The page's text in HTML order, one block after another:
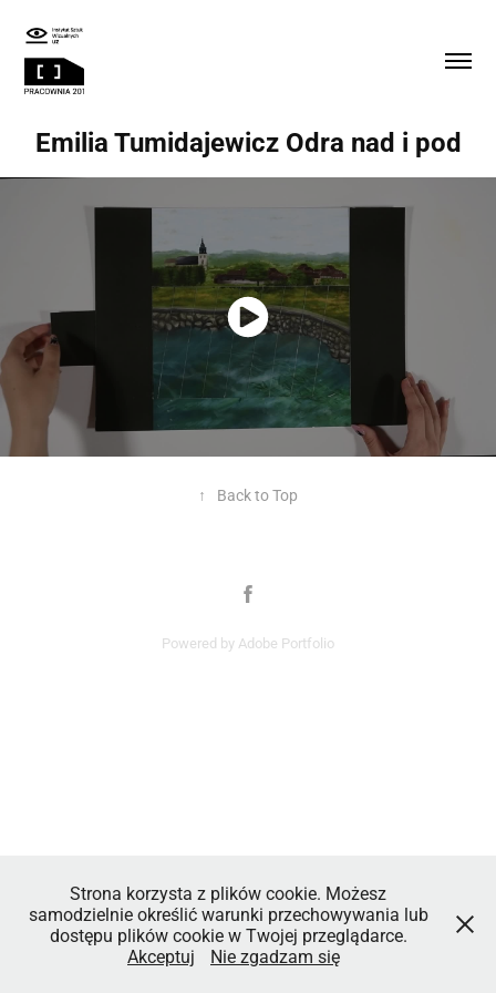
Emilia Tumidajewicz Odra nad i pod
↑ Back to Top
Powered by Adobe Portfolio
Strona korzysta z plików cookie. Możesz
samodzielnie określić warunki przechowywania lub
dostępu plików cookie w Twojej przeglądarce.
Akceptuj
Nie zgadzam się